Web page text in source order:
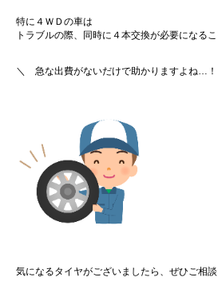
特に４ＷＤの車は
トラブルの際、同時に４本交換が必要になるこ
＼ 急な出費がないだけで助かりますよね…
気になるタイヤがございましたら、ぜひご相談